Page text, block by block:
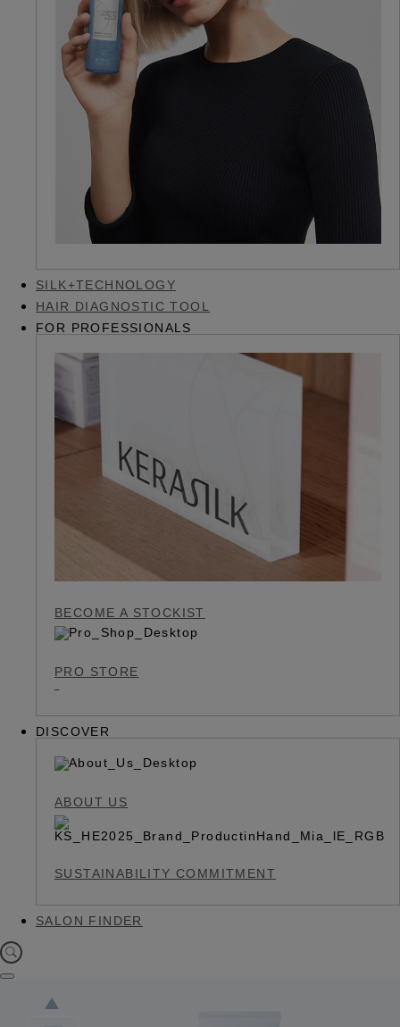
SILK+TECHNOLOGY
HAIR DIAGNOSTIC TOOL
FOR PROFESSIONALS
BECOME A STOCKIST
PRO STORE
DISCOVER
ABOUT US
SUSTAINABILITY COMMITMENT
SALON FINDER